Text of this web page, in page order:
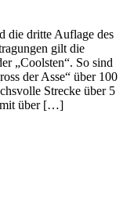
die dritte Auflage des
gilt die
„Coolsten“. So sind
der Asse“ über 100
Strecke über 5
mit über […]